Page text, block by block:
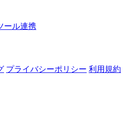
ール連携
プライバシーポリシー 利用規約